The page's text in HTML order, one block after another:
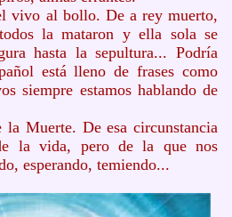
vivo al bollo. De a rey muerto,
la mataron y ella sola se
hasta la sepultura... Podría
está lleno de frases como
siempre estamos hablando de
la Muerte. De esa circunstancia
la vida, pero de la que nos
esperando, temiendo...